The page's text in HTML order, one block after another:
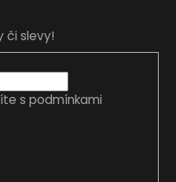
či slevy!
s podmínkami